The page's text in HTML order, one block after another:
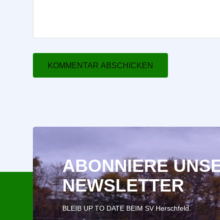
ABONNIERE
NEWSLETTER
BLEIB UP TO DATE BEIM SV Herschfeld.